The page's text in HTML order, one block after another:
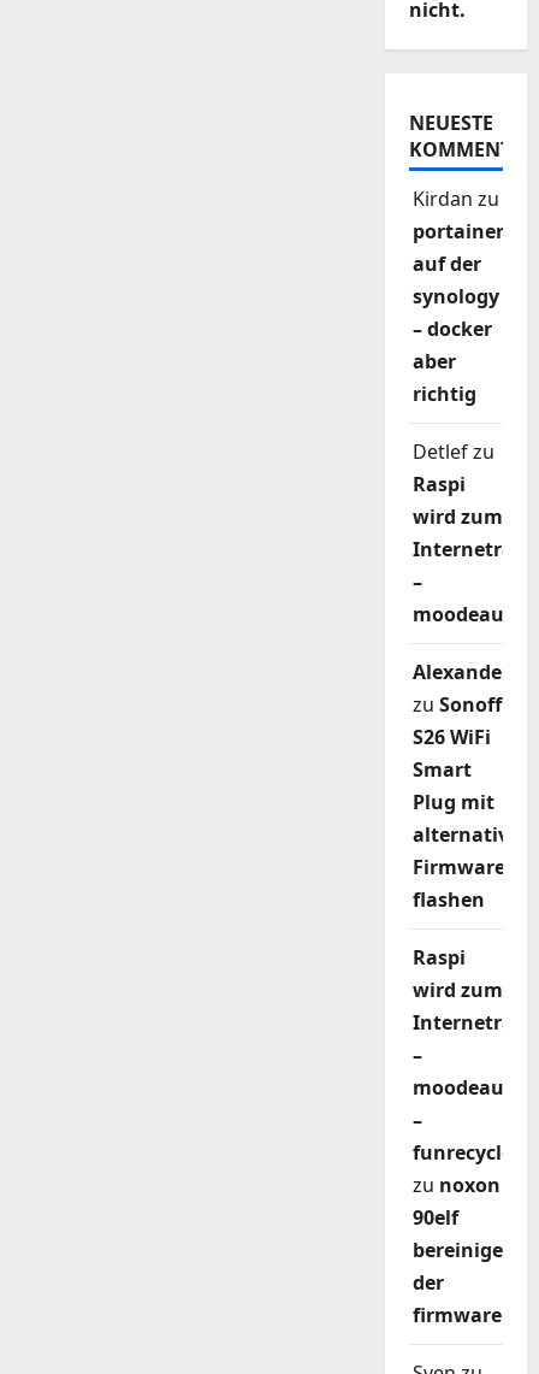
nicht.
NEUESTE
Kirdan zu
portainer
auf der
synology
– docker
aber
richtig
Detlefzu
Raspi
wird zum
–
moodeaudio
Alexander
zu Sonoff
S26 WiFi
Smart
Plug mit
alternativer
Firmware
flashen
Raspi
wird zum
–
moodeaudio
–
funrecycler
zu noxon
90elf
bereinigen
der
firmware